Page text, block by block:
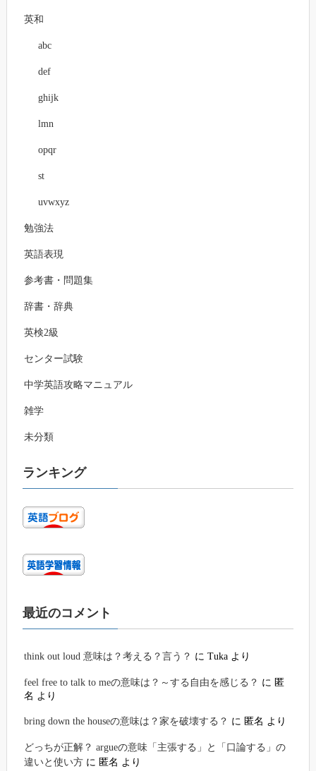
英和
abc
def
ghijk
lmn
opqr
st
uvwxyz
勉強法
英語表現
参考書・問題集
辞書・辞典
英検2級
センター試験
中学英語攻略マニュアル
雑学
未分類
ランキング
最近のコメント
think out loud 意味は？考える？言う？ にTuka より
feel free to talk to meの意味は？～する自由を感じる？ に 匿
名 より
bring down the houseの意味は？家を破壊する？ に 匿名 より
どっちが正解？ argueの意味「主張する」と「口論する」の
違いと使い方 に 匿名 より